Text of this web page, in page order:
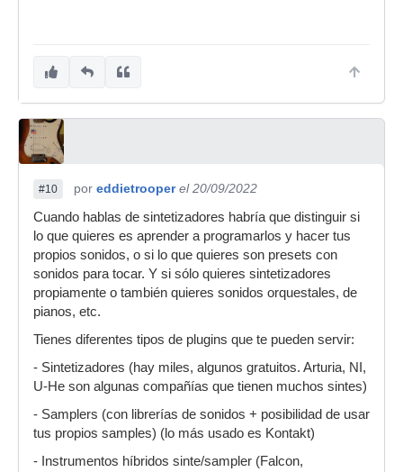
#10 por eddietrooper el 20/09/2022
Cuando hablas de sintetizadores habría que distinguir si
lo que quieres es aprender a programarlos y hacer tus
propios sonidos, o si lo que quieres son presets con
sonidos para tocar. Y si sólo quieres sintetizadores
propiamente o también quieres sonidos orquestales, de
pianos, etc.
Tienes diferentes tipos de plugins que te pueden servir:
- Sintetizadores (hay miles, algunos gratuitos. Arturia, NI,
U-He son algunas compañías que tienen muchos sintes)
- Samplers (con librerías de sonidos + posibilidad de usar
tus propios samples) (lo más usado es Kontakt)
- Instrumentos híbridos sinte/sampler (Falcon,